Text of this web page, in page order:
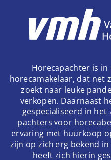
Horecapachter is in
horecamakelaar, dat net
zoekt naar leuke
verkopen. Daarnaast
gespecialiseerd in het
pachters voor
ervaring met huurkoop
zijn op zich erg bekend
heeft zich hierin